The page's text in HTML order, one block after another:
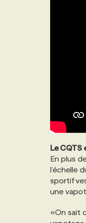
Le CQTS
En plus
l’échelle
une
«On sait